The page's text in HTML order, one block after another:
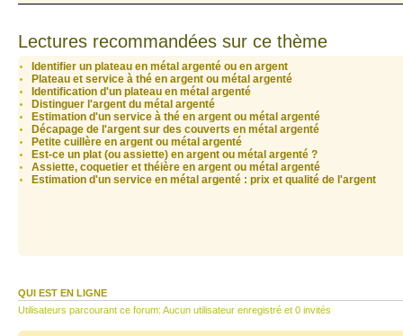
Lectures recommandées sur ce thème
Identifier un plateau en métal argenté ou en argent
Plateau et service à thé en argent ou métal argenté
Identification d'un plateau en métal argenté
Distinguer l'argent du métal argenté
Estimation d'un service à thé en argent ou métal argenté
Décapage de l'argent sur des couverts en métal argenté
Petite cuillère en argent ou métal argenté
Est-ce un plat (ou assiette) en argent ou métal argenté ?
Assiette, coquetier et théière en argent ou métal argenté
Estimation d'un service en métal argenté : prix et qualité de l'argent
QUI EST EN LIGNE
Utilisateurs parcourant ce forum: Aucun utilisateur enregistré et 0 invités